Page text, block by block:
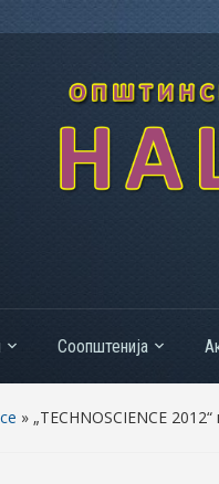
Соопштенија
» „TEСHNOSCIENCE